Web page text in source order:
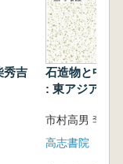
秀吉
石造物と中世
: 東アジアと
高志書院